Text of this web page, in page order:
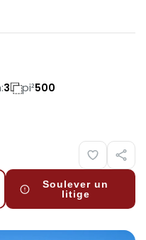
3 pi²500
Soulever un
litige